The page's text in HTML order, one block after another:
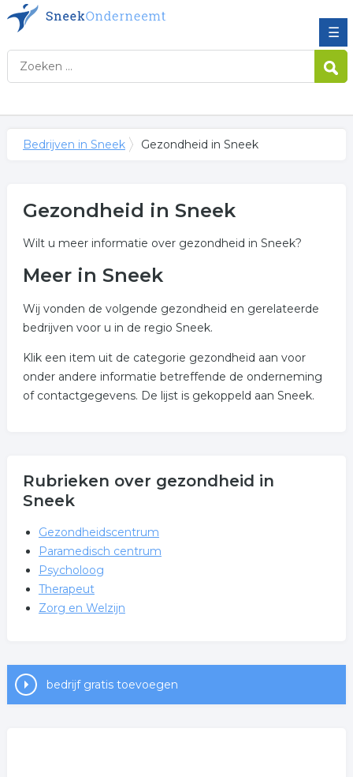
☰
Bedrijven in Sneek Gezondheid in Sneek
Gezondheid in Sneek
Wilt u meer informatie over gezondheid in Sneek?
Meer in Sneek
Wij vonden de volgende gezondheid en gerelateerde
bedrijven voor u in de regio Sneek.
Klik een item uit de categorie gezondheid aan voor
onder andere informatie betreffende de onderneming
of contactgegevens. De lijst is gekoppeld aan Sneek.
Rubrieken over gezondheid in
Sneek
Gezondheidscentrum
Paramedisch centrum
Psycholoog
Therapeut
Zorg en Welzijn
bedrijf gratis toevoegen